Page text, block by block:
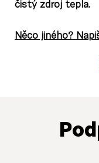
čistý zdroj tepla.
Něco jiného?